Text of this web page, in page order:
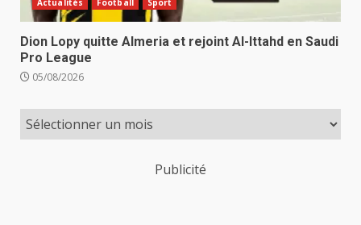
Dion Lopy quitte Almeria et rejoint Al-Ittahd en Saudi
Pro League
05/08/2026
Publicité